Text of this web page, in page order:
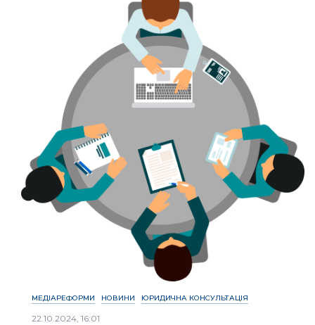
МЕДІАРЕФОРМИ НОВИНИ ЮРИДИЧНА КОНСУЛЬТАЦІЯ
22.10.2024, 16:01